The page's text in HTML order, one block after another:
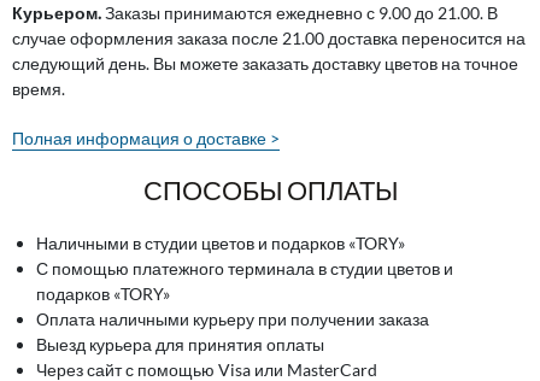
Курьером.Заказы принимаются ежедневно с 9.00 до 21.00. В
случае оформления заказа после 21.00 доставка переносится на
следующий день. Вы можете заказать доставку цветов на точное
время.
Полная информация о доставке >
СПОСОБЫ ОПЛАТЫ
Наличными в студии цветов и подарков «TORY»
С помощью платежного терминала в студии цветов и
подарков «TORY»
Оплата наличными курьеру при получении заказа
Выезд курьера для принятия оплаты
Через сайт с помощью Visa или MasterCard